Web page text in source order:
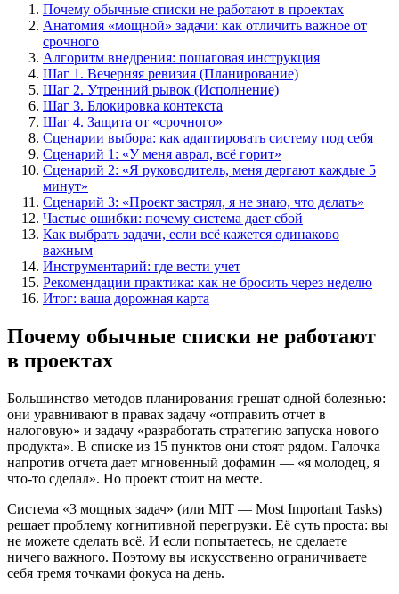
Почему обычные списки не работают в проектах
Анатомия «мощной» задачи: как отличить важное от
срочного
Алгоритм внедрения: пошаговая инструкция
Шаг 1. Вечерняя ревизия (Планирование)
Шаг 2. Утренний рывок (Исполнение)
Шаг 3. Блокировка контекста
Шаг 4. Защита от «срочного»
Сценарии выбора: как адаптировать систему под себя
Сценарий 1: «У меня аврал, всё горит»
Сценарий 2: «Я руководитель, меня дергают каждые 5
минут»
Сценарий 3: «Проект застрял, я не знаю, что делать»
Частые ошибки: почему система дает сбой
Как выбрать задачи, если всё кажется одинаково
важным
Инструментарий: где вести учет
Рекомендации практика: как не бросить через неделю
Итог: ваша дорожная карта
Почему обычные списки не работают
в проектах
Большинство методов планирования грешат одной болезнью:
они уравнивают в правах задачу «отправить отчет в
налоговую» и задачу «разработать стратегию запуска нового
продукта». В списке из 15 пунктов они стоят рядом. Галочка
напротив отчета дает мгновенный дофамин — «я молодец, я
что-то сделал». Но проект стоит на месте.
Система «3 мощных задач» (или MIT — Most Important Tasks)
решает проблему когнитивной перегрузки. Её суть проста: вы
не можете сделать всё. И если попытаетесь, не сделаете
ничего важного. Поэтому вы искусственно ограничиваете
себя тремя точками фокуса на день.